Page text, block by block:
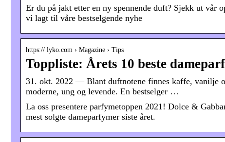
Er du på jakt etter en ny spennende duft? Sjekk ut vår
vi lagt til våre bestselgende nyhe
https:// lyko.com › Magazine › Tips
Toppliste: Årets 10 beste
31. okt. 2022 — Blant duftnotene finnes kaffe, vanilje
moderne, ung og levende. En bestselger …
La oss presentere parfymetoppen 2021! Dolce &
mest solgte dameparfymer siste året.